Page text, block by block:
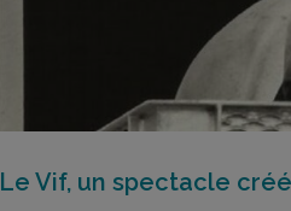
Le Vif, un spectacle